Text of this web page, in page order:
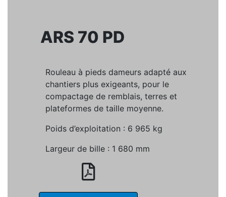
ARS 70 PD
Rouleau à pieds dameurs adapté aux
chantiers plus exigeants, pour le
compactage de remblais, terres et
plateformes de taille moyenne.
Poids d’exploitation : 6 965 kg
Largeur de bille : 1 680 mm